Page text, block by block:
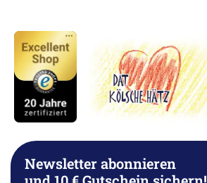
Newsletter abonnieren